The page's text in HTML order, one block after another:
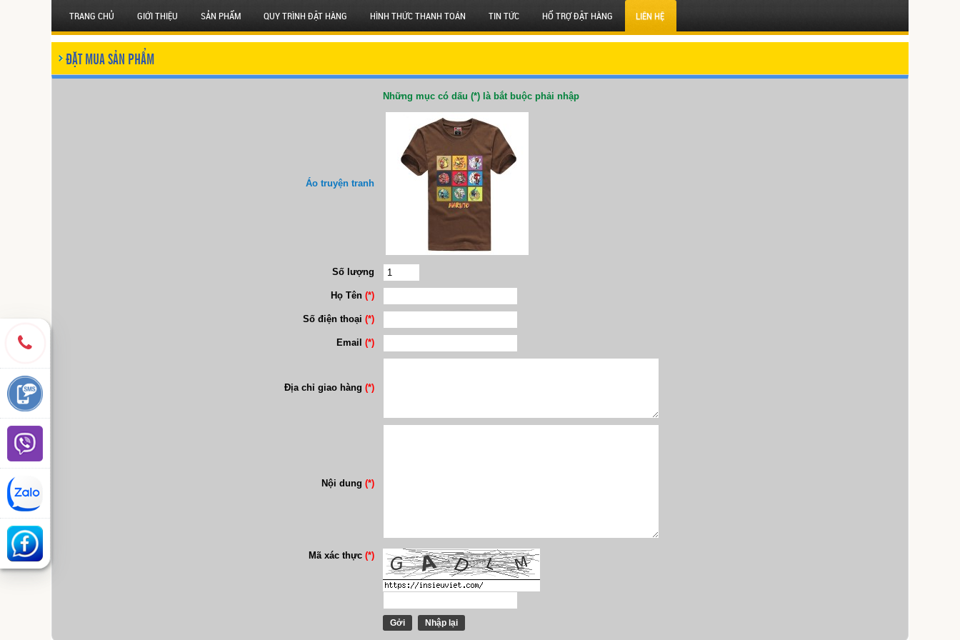
TRANG CHỦ GIỚI THIỆU SẢN PHẨM QUY TRÌNH ĐẶT HÀNG HÌNH THỨC THANH TOÁN TIN TỨC HỔ TRỢ ĐẶT HÀNG LIÊN HỆ
ĐẶT MUA SẢN PHẨM
Những mục có dấu (*) là bắt buộc phải nhập
Áo truyện tranh
Số lượng
Họ Tên (*)
Số điện thoại (*)
Email (*)
Địa chỉ giao hàng (*)
Nội dung (*)
Mã xác thực (*)
Gởi Nhập lại